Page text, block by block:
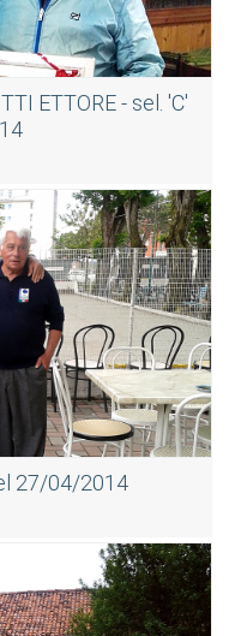
ETTORE - sel. 'C'
27/04/2014